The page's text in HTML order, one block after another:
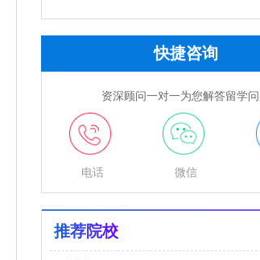
快捷咨询
资深顾问一对一为您解答留学
电话 微信
推荐院校